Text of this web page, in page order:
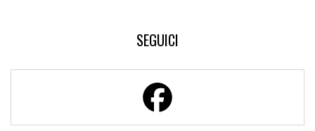
SEGUICI